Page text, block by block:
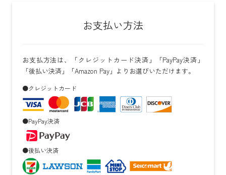
お支払い方法
お支払方法は、「クレジットカード決済」「PayPay決済」
「後払い決済」「Amazon Pay」よりお選びいただけます。
●クレジットカード
●PayPay決済
●後払い決済